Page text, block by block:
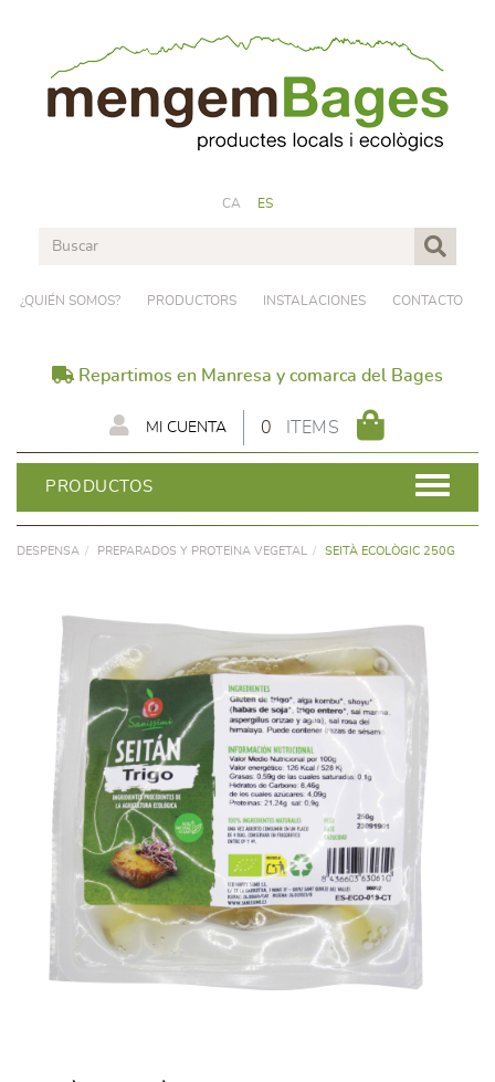
CA ES
¿QUIÉN SOMOS? PRODUCTORS INSTALACIONES CONTACTO
Repartimos en Manresa y comarca del Bages
0 ITEMS
MI CUENTA
PRODUCTOS
DESPENSA PREPARADOS Y PROTEINA VEGETAL SEITÀ ECOLÒGIC 250G